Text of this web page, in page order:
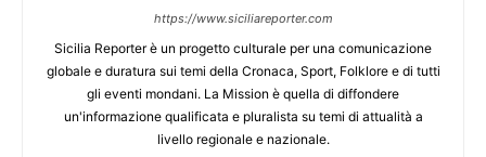
https://www.siciliareporter.com
Sicilia Reporter è un progetto culturale per una comunicazione
globale e duratura sui temi della Cronaca, Sport, Folklore e di tutti
gli eventi mondani. La Mission è quella di diffondere
un'informazione qualificata e pluralista su temi di attualità a
livello regionale e nazionale.